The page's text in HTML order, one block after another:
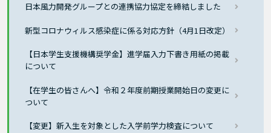
日本風力開発グループとの連携協力協定を締結しました
新型コロナウィルス感染症に係る対応方針（4月1日改定）
【日本学生支援機構奨学金】進学届入力下書き用紙の掲載
について
【在学生の皆さんへ】令和２年度前期授業開始日の変更に
ついて
【変更】新入生を対象とした入学前学力検査について